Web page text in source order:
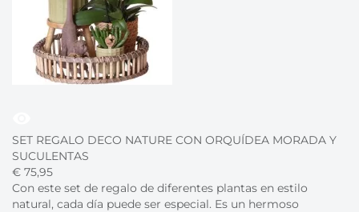
SET REGALO DECO NATURE CON ORQUÍDEA MORADA Y
SUCULENTAS
€ 75,95
Con este set de regalo de diferentes plantas en estilo
natural, cada día puede ser especial. Es un hermoso